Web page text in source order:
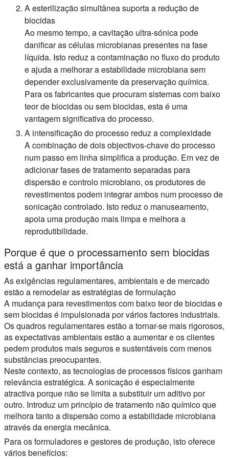
A esterilização simultânea suporta a redução de
biocidas
Ao mesmo tempo, a cavitação ultra-sónica pode
danificar as células microbianas presentes na fase
líquida. Isto reduz a contaminação no fluxo do produto
e ajuda a melhorar a estabilidade microbiana sem
depender exclusivamente da preservação química.
Para os fabricantes que procuram sistemas com baixo
teor de biocidas ou sem biocidas, esta é uma
vantagem significativa do processo.
A intensificação do processo reduz a complexidade
A combinação de dois objectivos-chave do processo
num passo em linha simplifica a produção. Em vez de
adicionar fases de tratamento separadas para
dispersão e controlo microbiano, os produtores de
revestimentos podem integrar ambos num processo de
sonicação controlado. Isto reduz o manuseamento,
apoia uma produção mais limpa e melhora a
reprodutibilidade.
Porque é que o processamento sem biocidas
está a ganhar importância
As exigências regulamentares, ambientais e de mercado
estão a remodelar as estratégias de formulação
A mudança para revestimentos com baixo teor de biocidas e
sem biocidas é impulsionada por vários factores industriais.
Os quadros regulamentares estão a tornar-se mais rigorosos,
as expectativas ambientais estão a aumentar e os clientes
pedem produtos mais seguros e sustentáveis com menos
substâncias preocupantes.
Neste contexto, as tecnologias de processos físicos ganham
relevância estratégica. A sonicação é especialmente
atractiva porque não se limita a substituir um aditivo por
outro. Introduz um princípio de tratamento não químico que
melhora tanto a dispersão como a estabilidade microbiana
através da energia mecânica.
Para os formuladores e gestores de produção, isto oferece
vários benefícios: